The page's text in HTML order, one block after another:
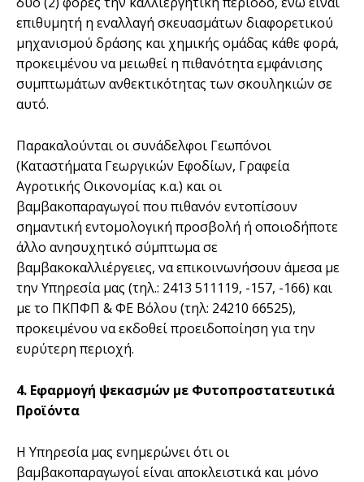
επιθυμητή η εναλλαγή σκευασμάτων διαφορετικού
μηχανισμού δράσης και χημικής ομάδας κάθε φορά,
προκειμένου να μειωθεί η πιθανότητα εμφάνισης
συμπτωμάτων ανθεκτικότητας των σκουληκιών σε
αυτό.
Παρακαλούνται οι συνάδελφοι Γεωπόνοι
(Καταστήματα Γεωργικών Εφοδίων, Γραφεία
Αγροτικής Οικονομίας κ.α.) και οι
βαμβακοπαραγωγοί που πιθανόν εντοπίσουν
σημαντική εντομολογική προσβολή ή οποιοδήποτε
άλλο ανησυχητικό σύμπτωμα σε
βαμβακοκαλλιέργειες, να επικοινωνήσουν άμεσα με
την Υπηρεσία μας (τηλ.: 2413 511119, -157, -166) και
με το ΠΚΠΦΠ & ΦΕ Βόλου (τηλ: 24210 66525),
προκειμένου να εκδοθεί προειδοποίηση για την
ευρύτερη περιοχή.
4. Εφαρμογή ψεκασμών με Φυτοπροστατευτικά
Προϊόντα
Η Υπηρεσία μας ενημερώνει ότι οι
βαμβακοπαραγωγοί είναι αποκλειστικά και μόνο